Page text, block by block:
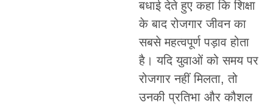
बधाई देते हुए कहा कि शिक्षा
के बाद रोजगार जीवन का
सबसे महत्वपूर्ण पड़ाव होता
है। यदि युवाओं को समय पर
रोजगार नहीं मिलता, तो
उनकी प्रतिभा और कौशल